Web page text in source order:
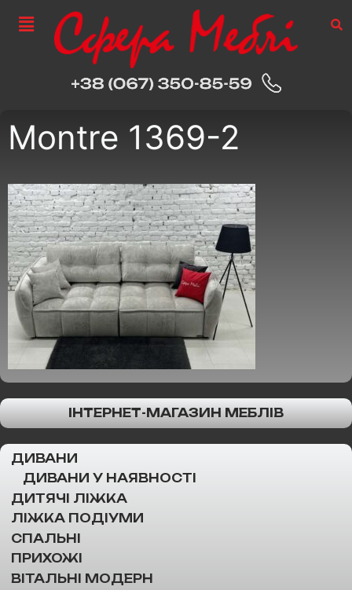
Montre 1369-2
ІНТЕРНЕТ-МАГАЗИН МЕБЛІВ
ДИВАНИ
ДИВАНИ У НАЯВНОСТІ
ДИТЯЧІ ЛІЖКА
ЛІЖКА ПОДІУМИ
СПАЛЬНІ
ПРИХОЖІ
ВІТАЛЬНІ МОДЕРН